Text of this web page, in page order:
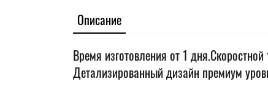
Описание
Время изготовления от 1
Детализированный дизайн премиум